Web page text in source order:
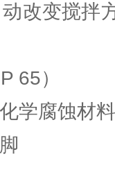
改变搅拌
65）
学腐蚀材